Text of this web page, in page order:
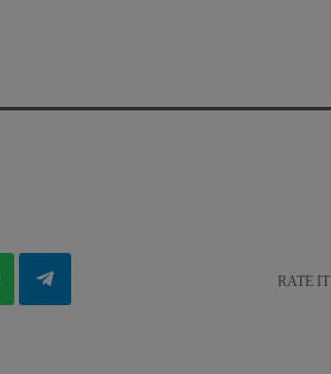
RATE IT